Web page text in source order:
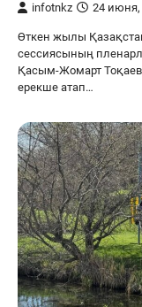
infotnkz 24 июня,
Өткен жылы
сессиясының
Қасым-Жомарт
ерекше атап…